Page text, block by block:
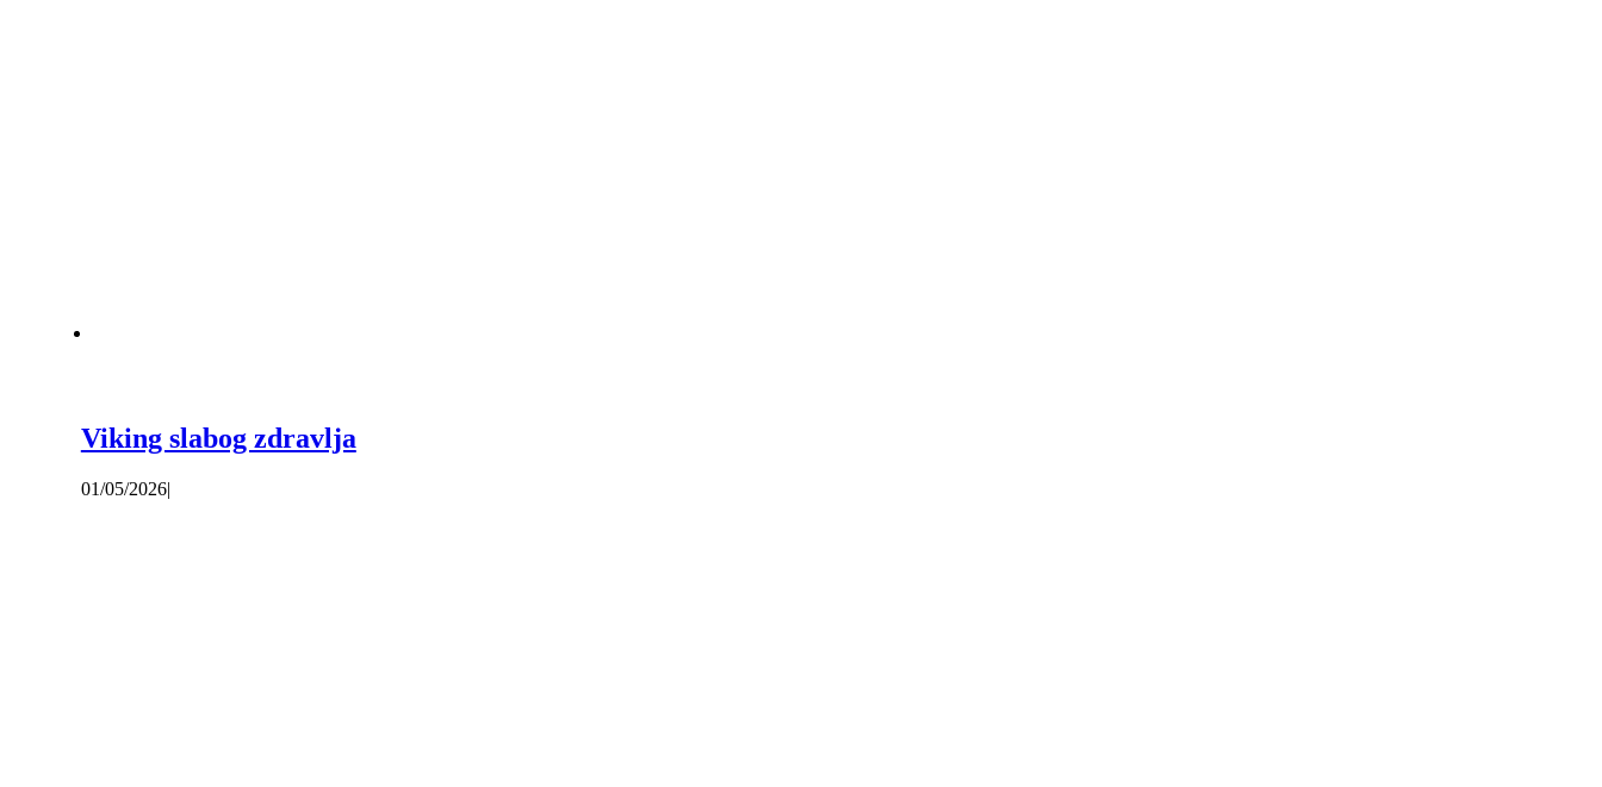
Viking slabog zdravlja
01/05/2026|